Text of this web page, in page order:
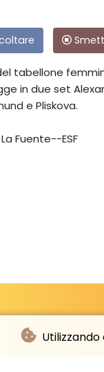
tabellone
in due set
e Pliskova.
La Fuente--ESF